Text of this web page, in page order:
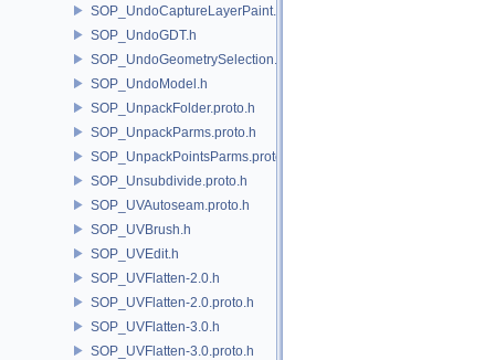
SOP_UndoCaptureLayerPaint.h
SOP_UndoGDT.h
SOP_UndoGeometrySelection.h
SOP_UndoModel.h
SOP_UnpackFolder.proto.h
SOP_UnpackParms.proto.h
SOP_UnpackPointsParms.proto.h
SOP_Unsubdivide.proto.h
SOP_UVAutoseam.proto.h
SOP_UVBrush.h
SOP_UVEdit.h
SOP_UVFlatten-2.0.h
SOP_UVFlatten-2.0.proto.h
SOP_UVFlatten-3.0.h
SOP_UVFlatten-3.0.proto.h